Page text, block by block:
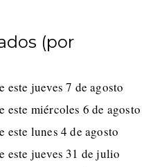
(por
este jueves 7 de agosto
este miércoles 6 de agosto
este lunes 4 de agosto
este jueves 31 de julio